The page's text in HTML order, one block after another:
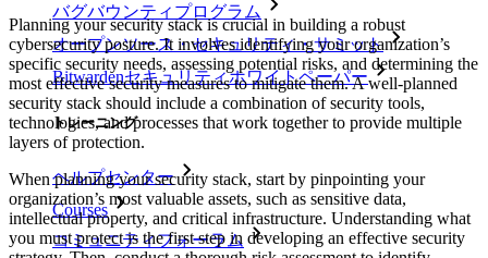
バグバウンティプログラム
オープンソース・セキュリティ・サミット
Bitwardenセキュリティホワイトペーパー
トレーニング
ヘルプセンター
Courses
コミュニティフォーラム
Planning your security stack is crucial in building a robust
cybersecurity posture. It involves identifying your organization’s
specific security needs, assessing potential risks, and determining the
most effective security measures to mitigate them. A well-planned
security stack should include a combination of security tools,
technologies, and processes that work together to provide multiple
layers of protection.
When planning your security stack, start by pinpointing your
organization’s most valuable assets, such as sensitive data,
intellectual property, and critical infrastructure. Understanding what
you must protect is the first step in developing an effective security